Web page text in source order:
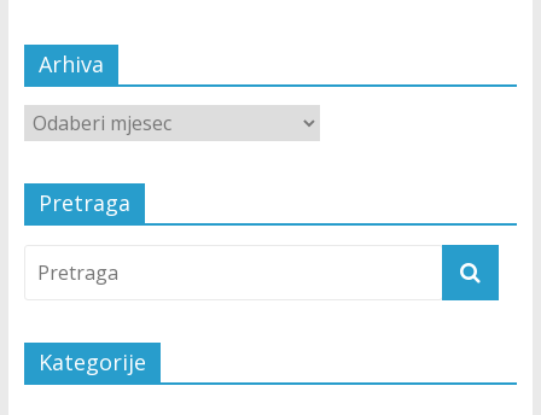
Arhiva
Pretraga
Kategorije